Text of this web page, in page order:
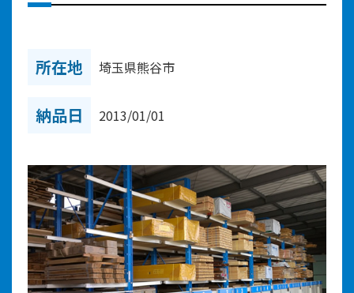
所在地 埼玉県熊谷市
納品日 2013/01/01